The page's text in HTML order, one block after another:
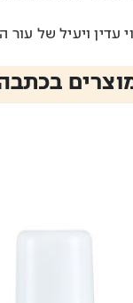
עדין ויעיל של